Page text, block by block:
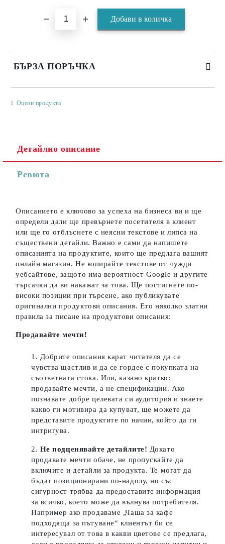
БЪРЗА ПОРЪЧКА
Оцени продукта
Детайлно описание
Ревюта
Описанието е ключово за успеха на бизнеса ви и ще
определи дали ще превърнете посетителя в клиент
или ще го отблъснете с неясни текстове и липса на
съществени детайли. Важно е сами да напишете
описанията на продуктите, които ще предлага вашият
онлайн магазин. Не копирайте текстове от чужди
уебсайтове, защото има вероятност Google и другите
търсачки да ви накажат за това. Ще постигнете по-
високи позиции при търсене, ако публикувате
оригинални продуктови описания. Ето няколко златни
правила за писане на продуктови описания:
Продавайте мечти!
Добрите описания карат читателя да се
чувства щастлив и да се гордее с покупката на
съответната стока. Или, казано кратко:
продавайте мечти, а не спецификации. Ако
познавате добре целевата си аудитория и знаете
какво ги мотивира да купуват, ще можете да
представите продуктите по начин, който да ги
интригува.
Не подценявайте детайлите! Докато
продавате мечти обаче, не пропускайте да
включите и детайли за продукта. Те могат да
бъдат позиционирани по-надолу, но със
сигурност трябва да предоставите информация
за всичко, което може да вълнува потребителя.
Например ако продаваме „Чаша за кафе
подходяща за пътуване“ клиентът би се
интересувал от това в какви цветове се предлага,